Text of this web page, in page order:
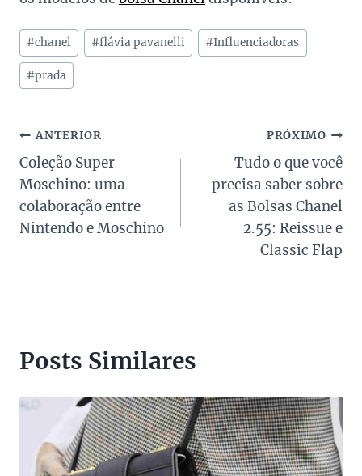
Tags
do
Post:
#chanel #flávia pavanelli #Influenciadoras
#prada
Navegação
de
Post
ANTERIOR
Coleção Super
Moschino: uma
colaboração entre
Nintendo e Moschino
PRÓXIMO
Tudo o que você
precisa saber sobre
as Bolsas Chanel
2.55: Reissue e
Classic Flap
Posts Similares